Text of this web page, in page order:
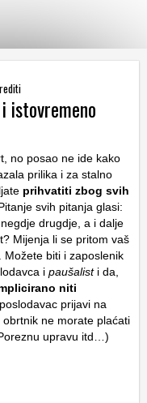
istovremeno
no posao ne ide kako
prilika i za stalno
prihvatiti zbog svih
Pitanje svih pitanja glasi:
drugdje, a i dalje
Mijenja li se pritom vaš
biti i zaposlenik
i paušalisti da,
niti
prijavi na
ne morate plaćati
upravu itd…)